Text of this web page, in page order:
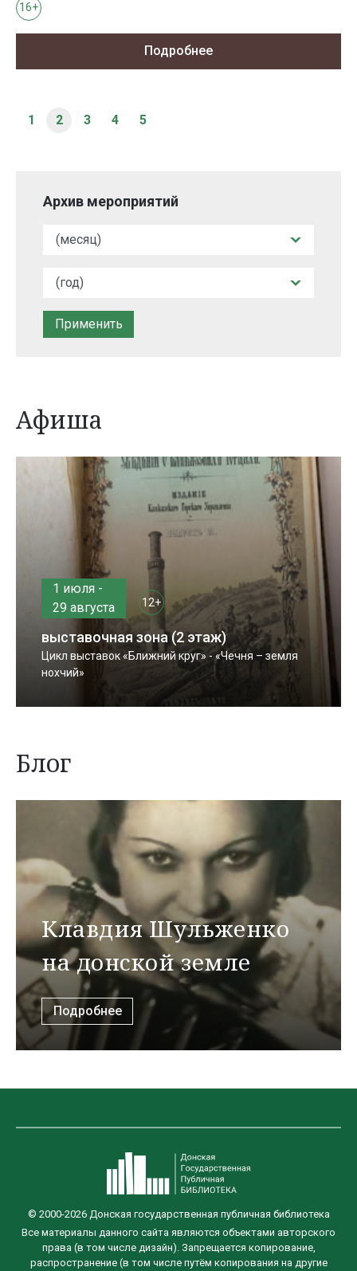
16+
Подробнее
1 2 3 4 5
Архив мероприятий
Афиша
1 июля -
29 августа
12+
выставочная зона (2 этаж)
Цикл выставок «Ближний круг» - «Чечня – земля
нохчий»
Блог
Клавдия Шульженко
на донской земле
Подробнее
© 2000-2026 Донская государственная публичная библиотека
Все материалы данного сайта являются объектами авторского
права (в том числе дизайн). Запрещается копирование,
распространение (в том числе путём копирования на другие